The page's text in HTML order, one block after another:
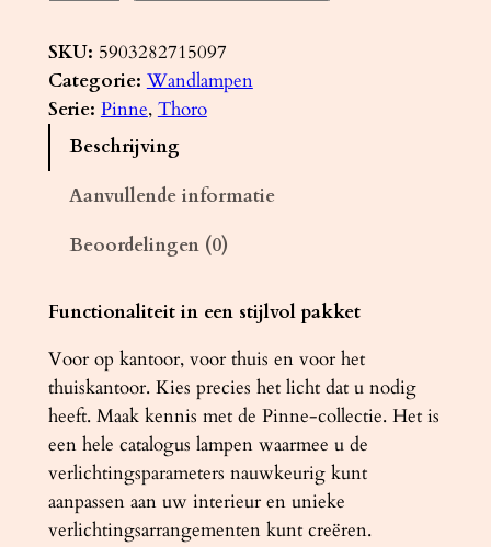
n
d
l
N
9
0
g
r
i
j
s
SKU: 5903282715097
Categorie: Wandlampen
Serie: Pinne, Thoro
Beschrijving
Aanvullende informatie
Beoordelingen (0)
Functionaliteit in een stijlvol pakket
Voor op kantoor, voor thuis en voor het
thuiskantoor. Kies precies het licht dat u nodig
heeft. Maak kennis met de Pinne-collectie. Het is
een hele catalogus lampen waarmee u de
verlichtingsparameters nauwkeurig kunt
aanpassen aan uw interieur en unieke
verlichtingsarrangementen kunt creëren.